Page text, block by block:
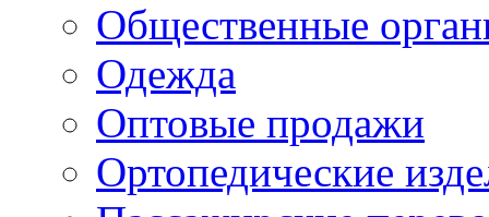
Общественные
Одежда
Оптовые продажи
Ортопедические